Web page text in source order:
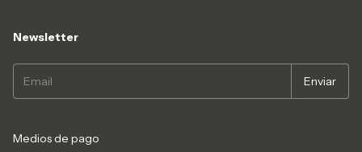
Newsletter
Medios de pago